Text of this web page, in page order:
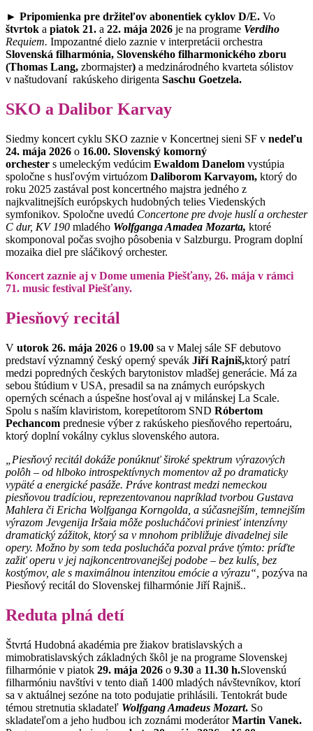
► Pripomienka pre držiteľov abonentiek cyklov D/E. Vo
štvrtok a piatok 21. a 22. mája 2026 je na programe Verdiho
Requiem. Impozantné dielo zaznie v interpretácii orchestra
Slovenská filharmónia, Slovenského filharmonického zboru
(Thomas Lang, zbormajster) a medzinárodného kvarteta sólistov
v naštudovaní rakúskeho dirigenta Saschu Goetzela.
SKO a Dalibor Karvay
Siedmy koncert cyklu SKO zaznie v Koncertnej sieni SF v nedeľu
24. mája 2026 o 16.00. Slovenský komorný
orchester s umeleckým vedúcim Ewaldom Danelom vystúpia
spoločne s husľovým virtuózom Daliborom Karvayom, ktorý do
roku 2025 zastával post koncertného majstra jedného z
najkvalitnejších európskych hudobných telies Viedenských
symfonikov. Spoločne uvedú Concertone pre dvoje huslí a orchester
C dur, KV 190 mladého Wolfganga Amadea Mozarta, ktoré
skomponoval počas svojho pôsobenia v Salzburgu. Program doplní
mozaika diel pre sláčikový orchester.
Koncert zaznie aj v Dome umenia Piešťany, 26. mája v rámci
71. music festival Piešťany.
Piesňový recitál
V utorok 26. mája 2026 o 19.00 sa v Malej sále SF debutovo
predstaví významný český operný spevák Jiří Rajniš,ktorý patrí
medzi popredných českých barytonistov mladšej generácie. Má za
sebou štúdium v USA, presadil sa na známych európskych
operných scénach a úspešne hosťoval aj v milánskej La Scale.
Spolu s naším klaviristom, korepetítorom SND Róbertom
Pechancom prednesie výber z rakúskeho piesňového repertoáru,
ktorý doplní vokálny cyklus slovenského autora.
„Piesňový recitál dokáže ponúknuť široké spektrum výrazových
polôh – od hlboko introspektívnych momentov až po dramaticky
vypäté a energické pasáže. Práve kontrast medzi nemeckou
piesňovou tradíciou, reprezentovanou napríklad tvorbou Gustava
Mahlera či Ericha Wolfganga Korngolda, a súčasnejším, temnejším
výrazom Jevgenija Iršaia môže poslucháčovi priniesť intenzívny
dramatický zážitok, ktorý sa v mnohom približuje divadelnej sile
opery. Možno by som teda poslucháča pozval práve týmto: príďte
zažiť operu v jej najkoncentrovanejšej podobe – bez kulís, bez
kostýmov, ale s maximálnou intenzitou emócie a výrazu“, pozýva na
Piesňový recitál do Slovenskej filharmónie Jiří Rajniš..
Reduta plná detí
Štvrtá Hudobná akadémia pre žiakov bratislavských a
mimobratislavských základných škôl je na programe Slovenskej
filharmónie v piatok 29. mája 2026 o 9.30 a 11.30 h.Slovenskú
filharmóniu navštívi v tento diaň 1400 mladých návštevníkov, ktorí
sa v aktuálnej sezóne na toto podujatie prihlásili. Tentokrát bude
témou stretnutia skladateľ Wolfgang Amadeus Mozart. So
skladateľom a jeho hudbou ich zoznámi moderátorMartin Vanek.